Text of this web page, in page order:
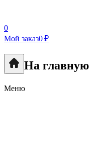
0
Мой заказ0 ₽
На главную
Меню